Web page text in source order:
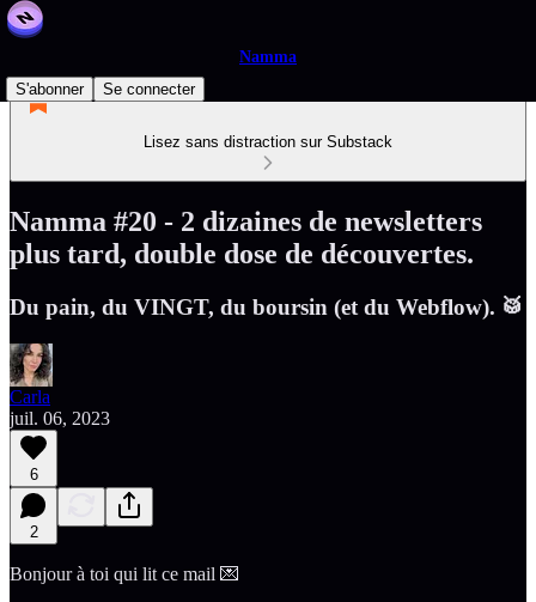
Namma
S'abonner
Se connecter
Lisez sans distraction sur Substack
Namma #20 - 2 dizaines de newsletters
plus tard, double dose de découvertes.
Du pain, du VINGT, du boursin (et du Webflow). 🥁
Carla
juil. 06, 2023
6
2
Bonjour à toi qui lit ce mail 💌